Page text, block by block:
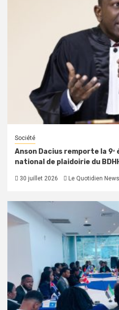
Société
Anson Dacius remporte la
national de plaidoirie du
30 juillet 2026 Le Quotidien News